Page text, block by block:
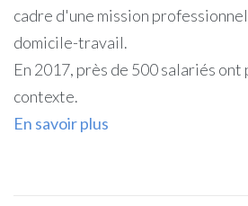
cadre d'une mission
domicile-travail.
En 2017, près de 500 salariés ont
contexte.
En savoir plus